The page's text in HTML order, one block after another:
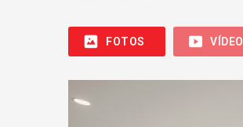
FOTOS VÍDEO